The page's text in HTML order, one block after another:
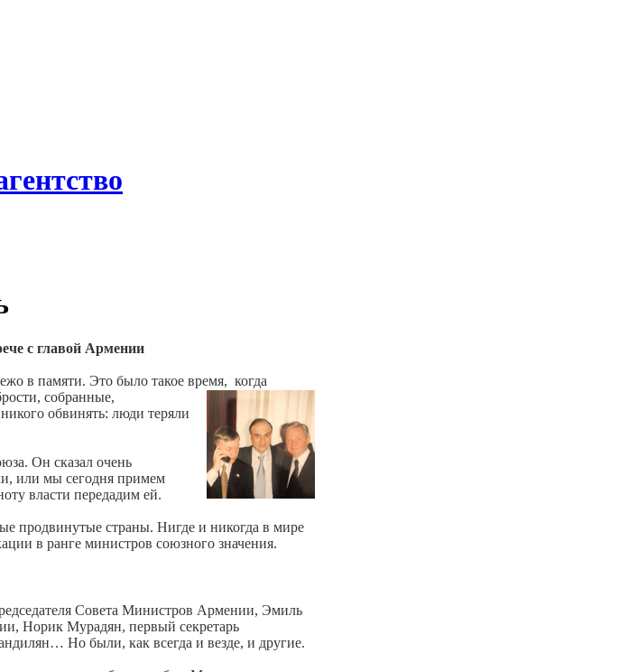
с главой Армении
в памяти. Это было такое время, когда
собранные,
обвинять: люди теряли
Он сказал очень
или мы сегодня примем
власти передадим ей.
продвинутые страны. Нигде и никогда в мире
в ранге министров союзного значения.
Совета Министров Армении, Эмиль
Норик Мурадян, первый секретарь
Но были, как всегда и везде, и другие.